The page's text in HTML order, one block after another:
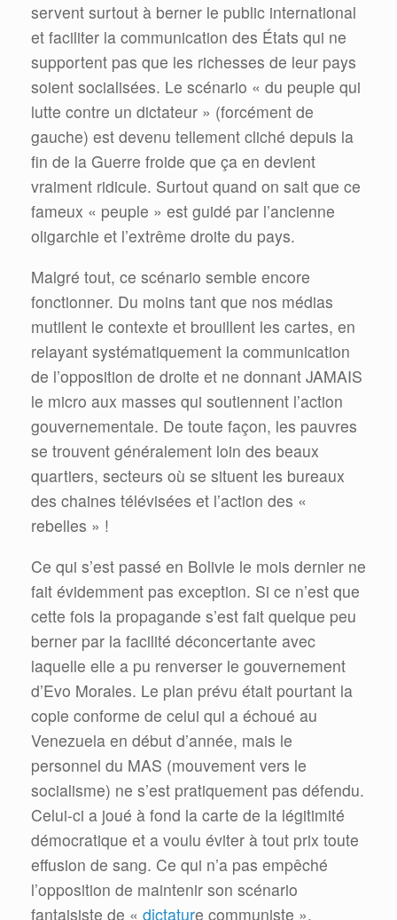
servent surtout à berner le public international
et faciliter la communication des États qui ne
supportent pas que les richesses de leur pays
soient socialisées. Le scénario « du peuple qui
lutte contre un dictateur » (forcément de
gauche) est devenu tellement cliché depuis la
fin de la Guerre froide que ça en devient
vraiment ridicule. Surtout quand on sait que ce
fameux « peuple » est guidé par l’ancienne
oligarchie et l’extrême droite du pays.
Malgré tout, ce scénario semble encore
fonctionner. Du moins tant que nos médias
mutilent le contexte et brouillent les cartes, en
relayant systématiquement la communication
de l’opposition de droite et ne donnant JAMAIS
le micro aux masses qui soutiennent l’action
gouvernementale. De toute façon, les pauvres
se trouvent généralement loin des beaux
quartiers, secteurs où se situent les bureaux
des chaines télévisées et l’action des «
rebelles » !
Ce qui s’est passé en Bolivie le mois dernier ne
fait évidemment pas exception. Si ce n’est que
cette fois la propagande s’est fait quelque peu
berner par la facilité déconcertante avec
laquelle elle a pu renverser le gouvernement
d’Evo Morales. Le plan prévu était pourtant la
copie conforme de celui qui a échoué au
Venezuela en début d’année, mais le
personnel du MAS (mouvement vers le
socialisme) ne s’est pratiquement pas défendu.
Celui-ci a joué à fond la carte de la légitimité
démocratique et a voulu éviter à tout prix toute
effusion de sang. Ce qui n’a pas empêché
l’opposition de maintenir son scénario
fantaisiste de « dictature communiste ».